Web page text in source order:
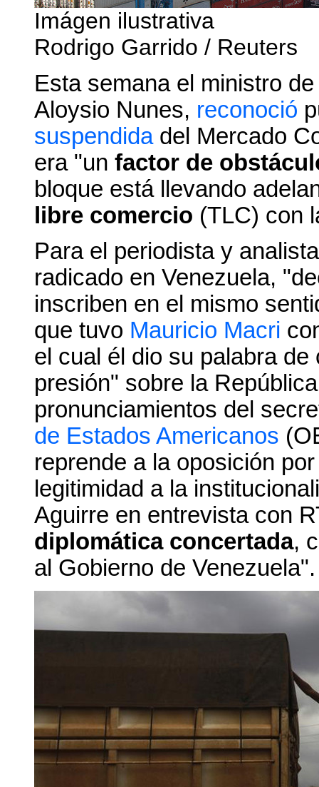
Imágen ilustrativa
Rodrigo Garrido / Reuters
Esta semana el ministro
Aloysio Nunes, reconoció
suspendidadel Mercado
era "un factor de
bloque está llevando
libre comercio (TLC) con
Para el periodista y
radicado en Venezuela,
inscriben en el mismo
que tuvo Mauricio Macri
el cual él dio su palabra
presión" sobre la
pronunciamientos del
de Estados Americanos
reprende a la oposición
legitimidad a la
Aguirre en entrevista con
diplomática concertada,
al Gobierno de Venezuela".